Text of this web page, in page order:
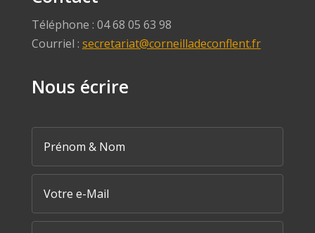
Téléphone : 04 68 05 63 98
Courriel : secretariat@corneilladeconflent.fr
Nous écrire